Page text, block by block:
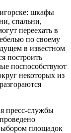
шкафы
спальни,
переехать в
по своему
в известном
построить
поспособствуют
некоторых из
пресс-службы
площадок